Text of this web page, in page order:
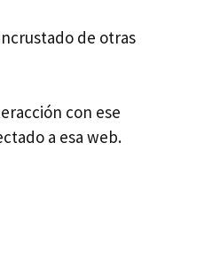
de otras
con ese
a esa web.